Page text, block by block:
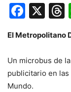
X
El Metropolitano
Un microbus de
publicitario en las
Mundo.